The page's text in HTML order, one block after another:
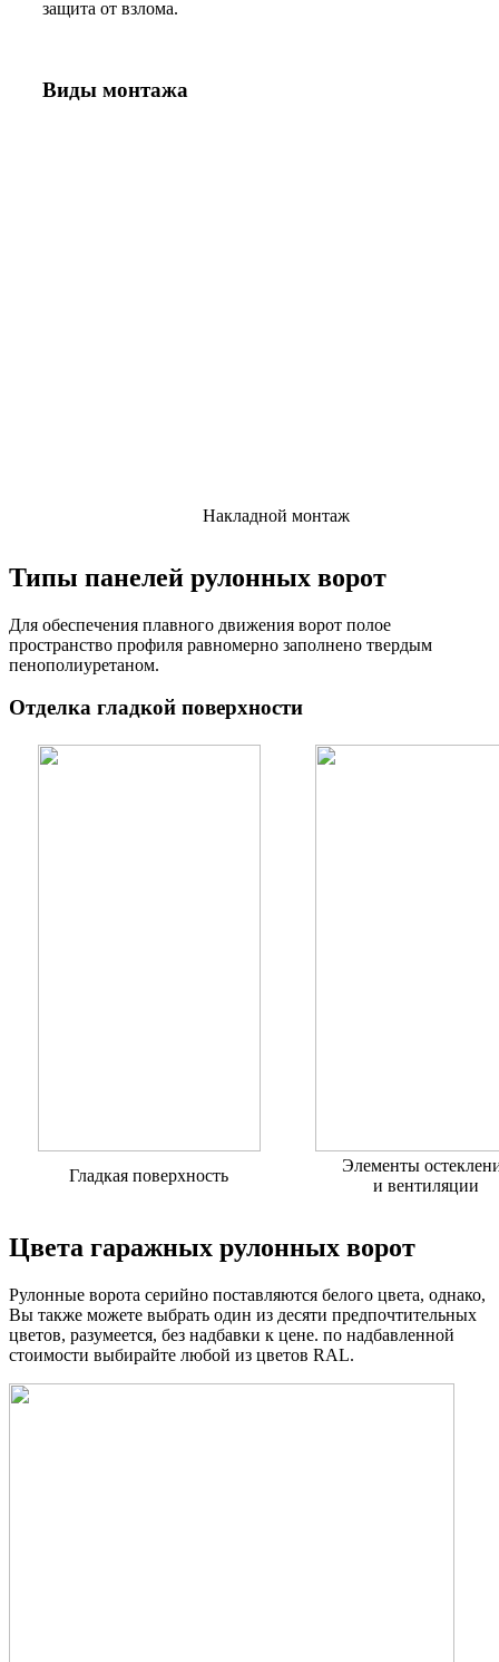
защита от взлома.
Виды монтажа
Накладной монтаж
Типы панелей рулонных ворот
Для обеспечения плавного движения ворот полое
пространство профиля равномерно заполнено твердым
пенополиуретаном.
Отделка гладкой поверхности
Гладкая поверхность
Элементы
и вентиляции
Цвета гаражных рулонных ворот
Рулонные ворота серийно поставляются белого цвета, однако,
Вы также можете выбрать один из десяти предпочтительных
цветов, разумеется, без надбавки к цене. по надбавленной
стоимости выбирайте любой из цветов RAL.